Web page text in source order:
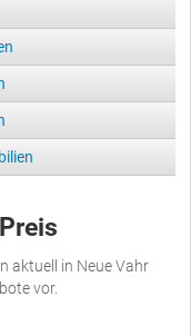
aktuell in Neue Vahr
vor.